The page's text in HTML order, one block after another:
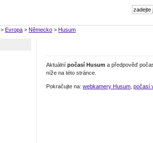
> Evropa > Německo > Husum
Aktuální počasí Husum a předpověď
níže na této stránce.
Pokračujte na: webkamery Husum počasí